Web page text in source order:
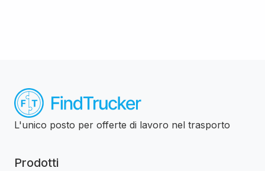
L'unico posto per offerte di lavoro nel trasporto
Prodotti